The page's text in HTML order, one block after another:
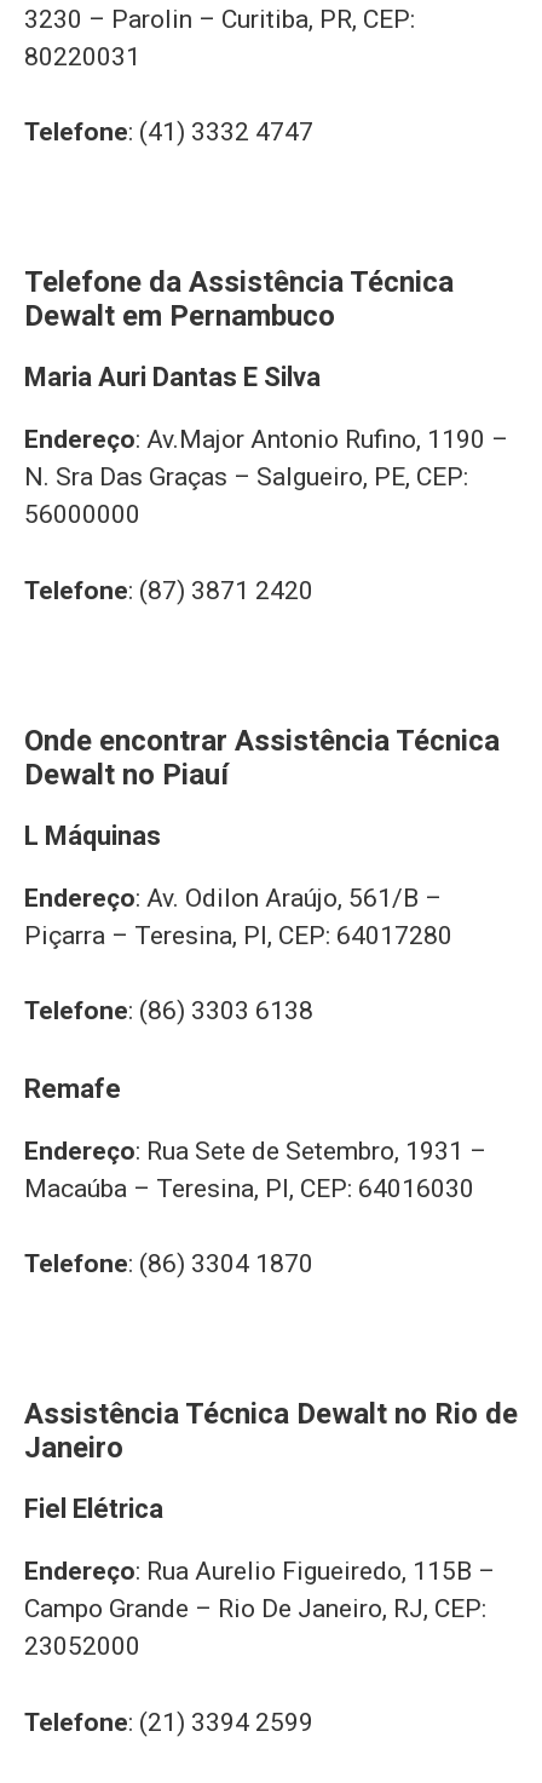
3230 – Parolin – Curitiba, PR, CEP:
80220031
Telefone: (41) 3332 4747
Telefone da Assistência Técnica
Dewalt em Pernambuco
Maria Auri Dantas E Silva
Endereço: Av.Major Antonio Rufino, 1190 –
N. Sra Das Graças – Salgueiro, PE, CEP:
56000000
Telefone: (87) 3871 2420
Onde encontrar Assistência Técnica
Dewalt no Piauí
L Máquinas
Endereço: Av. Odilon Araújo, 561/B –
Piçarra – Teresina, PI, CEP: 64017280
Telefone: (86) 3303 6138
Remafe
Endereço: Rua Sete de Setembro, 1931 –
Macaúba – Teresina, PI, CEP: 64016030
Telefone: (86) 3304 1870
Assistência Técnica Dewalt no Rio de
Janeiro
Fiel Elétrica
Endereço: Rua Aurelio Figueiredo, 115B –
Campo Grande – Rio De Janeiro, RJ, CEP:
23052000
Telefone: (21) 3394 2599